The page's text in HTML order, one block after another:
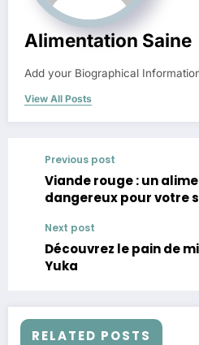
Alimentation Saine
Add your Biographical
View All Posts
Previous post
Viande rouge : un
dangereux pour votre
Next post
Découvrez le pain de
Yuka
RELATED POSTS